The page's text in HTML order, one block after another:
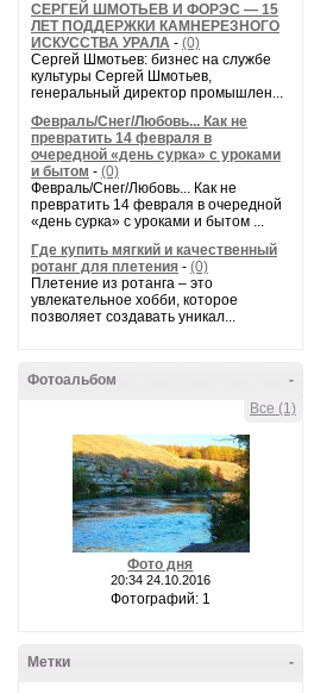
СЕРГЕЙ ШМОТЬЕВ И ФОРЭС — 15
ЛЕТ ПОДДЕРЖКИ КАМНЕРЕЗНОГО
ИСКУССТВА УРАЛА - (0)
Сергей Шмотьев: бизнес на службе
культуры Сергей Шмотьев,
генеральный директор промышлен...
Февраль/Снег/Любовь... Как не
превратить 14 февраля в
очередной «день сурка» с уроками
и бытом - (0)
Февраль/Снег/Любовь... Как не
превратить 14 февраля в очередной
«день сурка» с уроками и бытом ...
Где купить мягкий и качественный
ротанг для плетения - (0)
Плетение из ротанга – это
увлекательное хобби, которое
позволяет создавать уникал...
-
Фотоальбом
Все (1)
Фото дня
20:34 24.10.2016
Фотографий: 1
-
Метки